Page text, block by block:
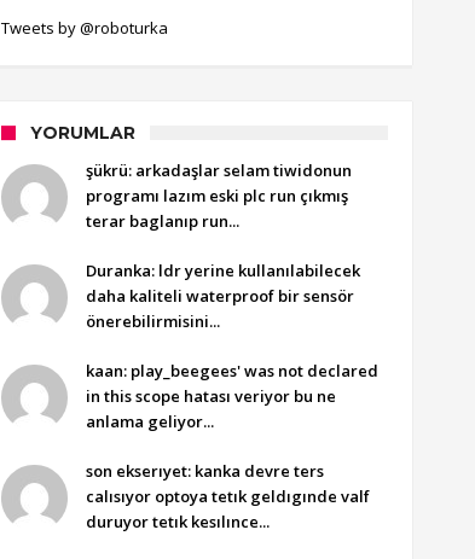
Tweets by @roboturka
YORUMLAR
şükrü: arkadaşlar selam tiwidonun
programı lazım eski plc run çıkmış
terar baglanıp run...
Duranka: ldr yerine kullanılabilecek
daha kaliteli waterproof bir sensör
önerebilirmisini...
kaan: play_beegees' was not declared
in this scope hatası veriyor bu ne
anlama geliyor...
son ekserıyet: kanka devre ters
calısıyor optoya tetık geldıgınde valf
duruyor tetık kesılınce...